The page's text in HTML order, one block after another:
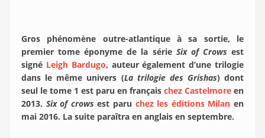
Gros phénomène outre-atlantique à sa sortie, le
premier tome éponyme de la série Six of Crowsest
signé Leigh Bardugo, auteur également d’une trilogie
dans le même univers (La trilogie des Grishas) dont
seul le tome 1 est paru en français chez Castelmore en
2013. Six of crows est paru chez les éditions Milan en
mai 2016. La suite paraîtra en anglais en septembre.